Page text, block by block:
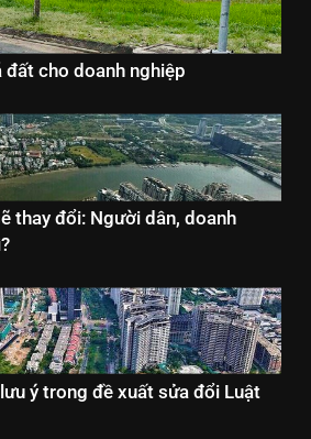
đất cho doanh nghiệp
thay đổi: Người dân, doanh
ý trong đề xuất sửa đổi Luật